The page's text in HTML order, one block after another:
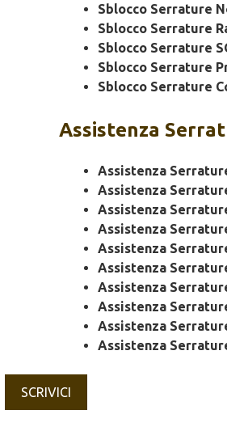
Sblocco Serrature
Sblocco Serrature
Sblocco Serrature
Sblocco Serrature
Sblocco Serrature
Assistenza
Assistenza
Assistenza
Assistenza
Assistenza
Assistenza
Assistenza
Assistenza
Assistenza
Assistenza
Assistenza
SCRIVICI